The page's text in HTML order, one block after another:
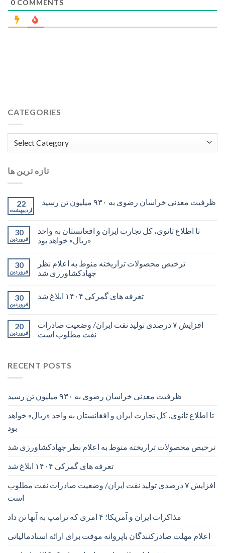
0 COMMENTS
CATEGORIES
Categories
تازه ترین ها
22
اردیبهشت
ظرفیت معدنی خراسان رضوی به ۹۳۰ میلیون تن رسید
30
فروردین
تا اطلاع ثانوی، کل تجارت ایران و افغانستان به واحد
«ریال» خواهد بود
30
فروردین
ترخیص محصولات تراریخته منوط به اعلام نظر
جهادکشاورزی شد
30
فروردین
تعرفه های گمرکی ۱۴۰۴ ابلاغ شد
20
فروردین
افزایش ۷ درصدی تولید نفت ایران/ وضعیت صادرات
نفت مطلوب است
RECENT POSTS
ظرفیت معدنی خراسان رضوی به ۹۳۰ میلیون تن رسید
تا اطلاع ثانوی، کل تجارت ایران و افغانستان به واحد «ریال» خواهد
بود
ترخیص محصولات تراریخته منوط به اعلام نظر جهادکشاورزی شد
تعرفه های گمرکی ۱۴۰۴ ابلاغ شد
افزایش ۷ درصدی تولید نفت ایران/ وضعیت صادرات نفت مطلوب
است
مذاکرات ایران و آمریکا؛ ۴ امری که ترامپ به آنها تن داد
اعلام مهلت صادرکنندگان باپروانه موقت برای ارائه اسنادمالیاتی